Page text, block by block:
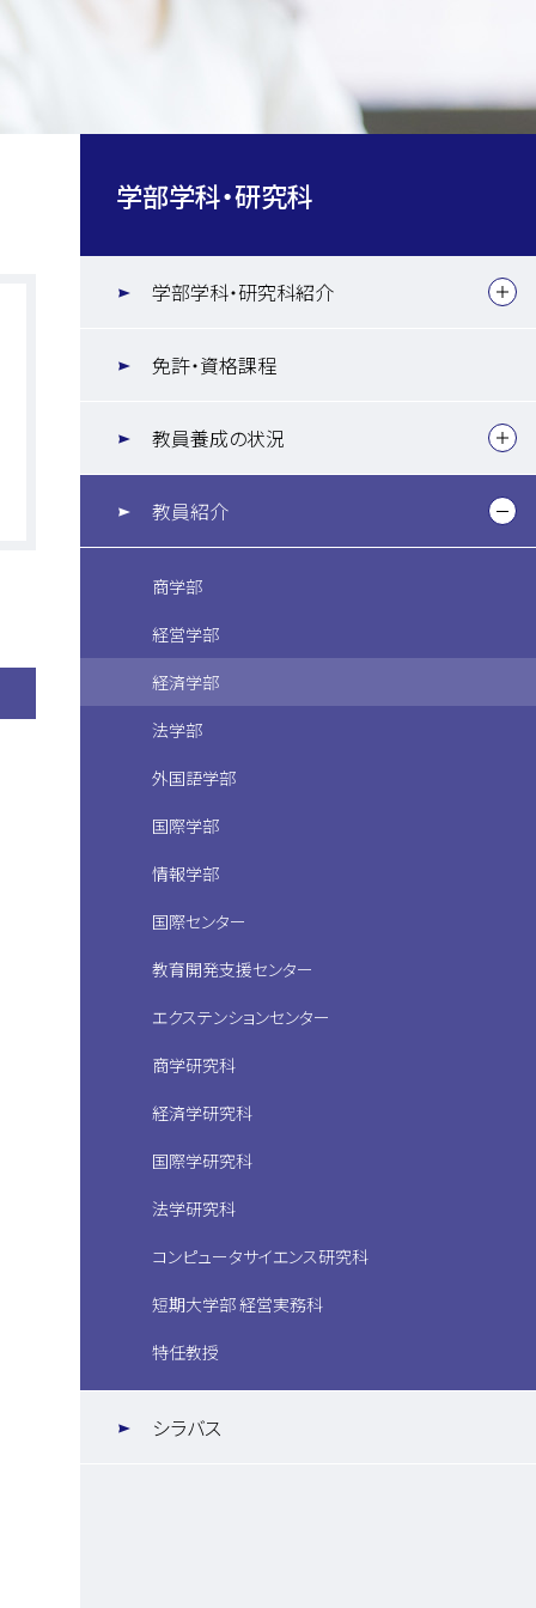
学部学科・研究科
学部学科・研究科紹介
免許・資格課程
教員養成の状況
教員紹介
商学部
経営学部
経済学部
法学部
外国語学部
国際学部
情報学部
国際センター
教育開発支援センター
エクステンションセンター
商学研究科
経済学研究科
国際学研究科
法学研究科
コンピュータサイエンス研究科
短期大学部 経営実務科
特任教授
シラバス